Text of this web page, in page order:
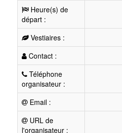
Heure(s) de
départ :
Vestiaires :
Contact :
Téléphone
organisateur :
Email :
URL de
l'organisateur :